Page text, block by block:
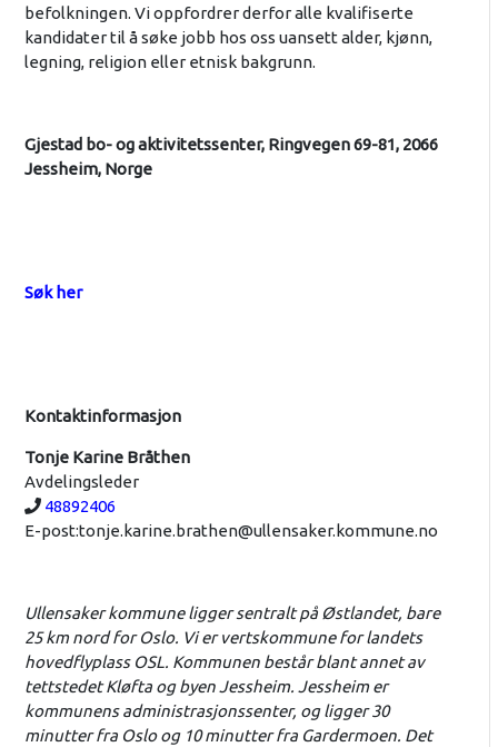
befolkningen. Vi oppfordrer derfor alle kvalifiserte
kandidater til å søke jobb hos oss uansett alder, kjønn,
legning, religion eller etnisk bakgrunn.
Gjestad bo- og aktivitetssenter, Ringvegen 69-81, 2066
Jessheim, Norge
Søk her
Kontaktinformasjon
Tonje Karine Bråthen
Avdelingsleder
Telefon:
48892406
E-post:tonje.karine.brathen@ullensaker.kommune.no
Ullensaker kommune ligger sentralt på Østlandet, bare
25 km nord for Oslo. Vi er vertskommune for landets
hovedflyplass OSL. Kommunen består blant annet av
tettstedet Kløfta og byen Jessheim. Jessheim er
kommunens administrasjonssenter, og ligger 30
minutter fra Oslo og 10 minutter fra Gardermoen. Det